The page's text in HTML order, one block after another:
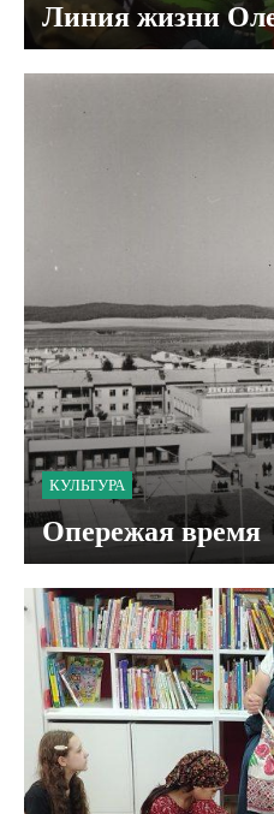
Линия жизни
КУЛЬТУРА
Опережая время